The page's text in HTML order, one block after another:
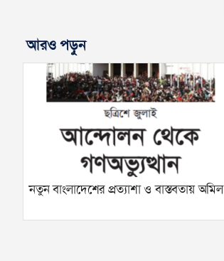
আরও পড়ুন
নতুন বাংলাদেশের প্রত্যাশা ও বাস্তবতায় অমিল